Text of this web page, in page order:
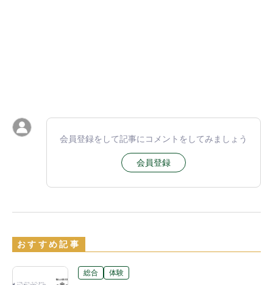
会員登録をして記事にコメントをしてみましょう
会員登録
おすすめ記事
総合 体験